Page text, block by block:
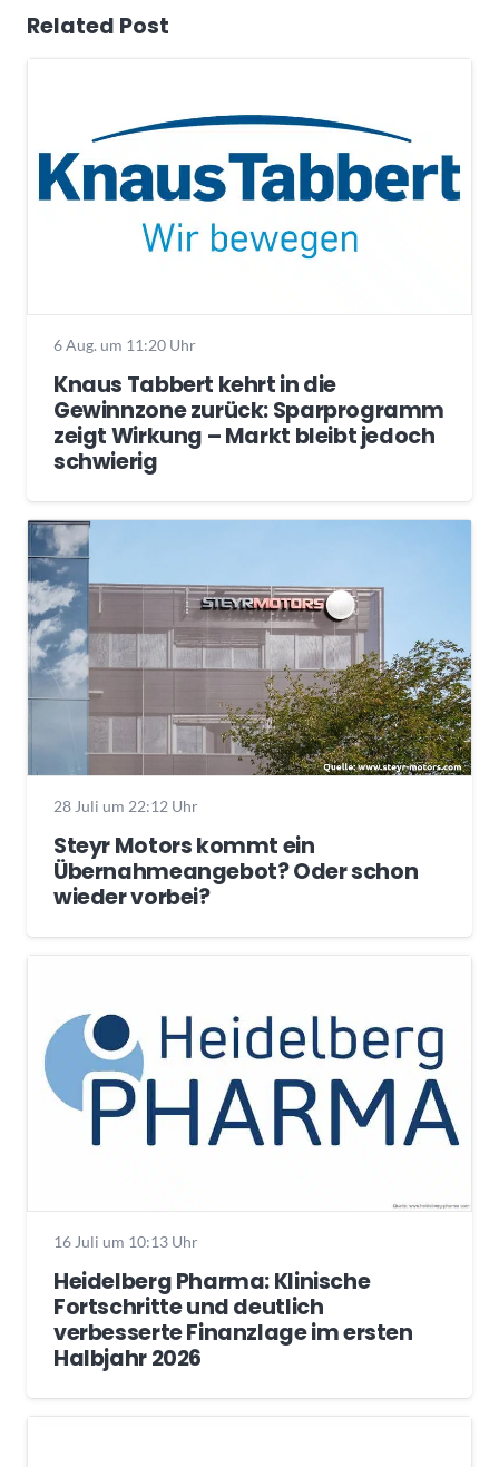
Related Post
6 Aug. um 11:20 Uhr
Knaus Tabbert kehrt in die
Gewinnzone zurück: Sparprogramm
zeigt Wirkung – Markt bleibt jedoch
schwierig
28 Juli um 22:12 Uhr
Steyr Motors kommt ein
Übernahmeangebot? Oder schon
wieder vorbei?
16 Juli um 10:13 Uhr
Heidelberg Pharma: Klinische
Fortschritte und deutlich
verbesserte Finanzlage im ersten
Halbjahr 2026